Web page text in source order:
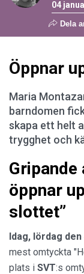
04
Dela
Öppnar
Maria
barndomen
skapa ett helt
trygghet och
öppnar
slottet”
Idag, lördag
mest omtyckta
plats i SVT:s